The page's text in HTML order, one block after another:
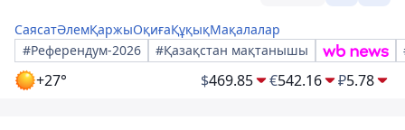
СаясатӘлемҚаржыОқиғаҚұқықМақалалар
#Референдум-2026
#Қазақстан мақтанышы
+27° $469.85 €542.16 ₽5.78